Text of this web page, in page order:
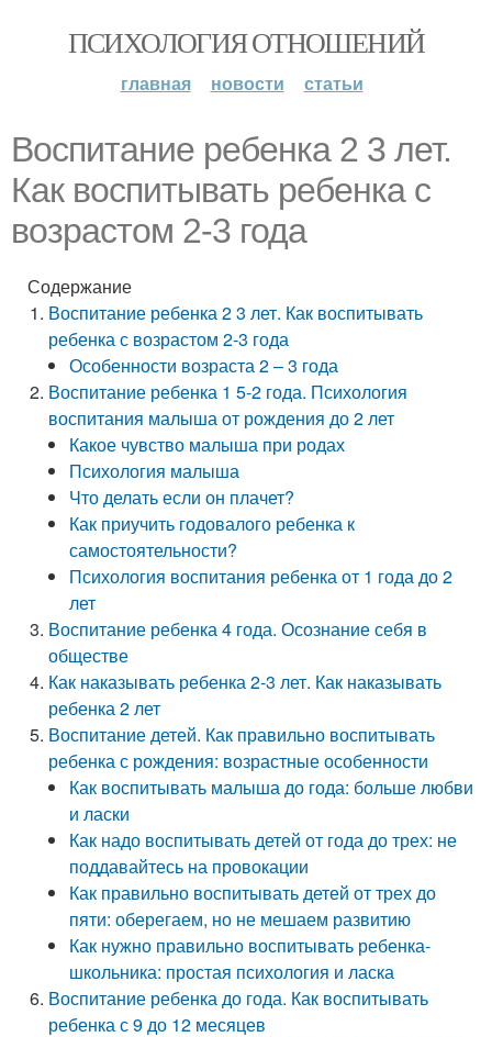
ПСИХОЛОГИЯ ОТНОШЕНИЙ
главная новости статьи
Воспитание ребенка 2 3 лет.
Как воспитывать ребенка с
возрастом 2-3 года
Содержание
Воспитание ребенка 2 3 лет. Как воспитывать
ребенка с возрастом 2-3 года
Особенности возраста 2 – 3 года
Воспитание ребенка 1 5-2 года. Психология
воспитания малыша от рождения до 2 лет
Какое чувство малыша при родах
Психология малыша
Что делать если он плачет?
Как приучить годовалого ребенка к
самостоятельности?
Психология воспитания ребенка от 1 года до 2
лет
Воспитание ребенка 4 года. Осознание себя в
обществе
Как наказывать ребенка 2-3 лет. Как наказывать
ребенка 2 лет
Воспитание детей. Как правильно воспитывать
ребенка с рождения: возрастные особенности
Как воспитывать малыша до года: больше любви
и ласки
Как надо воспитывать детей от года до трех: не
поддавайтесь на провокации
Как правильно воспитывать детей от трех до
пяти: оберегаем, но не мешаем развитию
Как нужно правильно воспитывать ребенка-
школьника: простая психология и ласка
Воспитание ребенка до года. Как воспитывать
ребенка с 9 до 12 месяцев